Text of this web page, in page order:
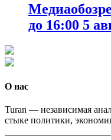
до 16:00 5
О нас
Turan — независимая
стыке политики,